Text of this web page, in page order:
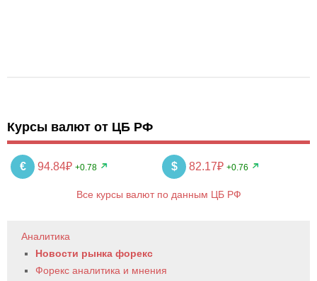
Курсы валют от ЦБ РФ
€ 94.84₽ +0.78 $ 82.17₽ +0.76
Все курсы валют по данным ЦБ РФ
Аналитика
Новости рынка форекс
Форекс аналитика и мнения